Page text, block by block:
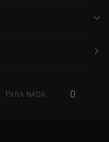
actual de 4,3 sobre
PARA NADA 0